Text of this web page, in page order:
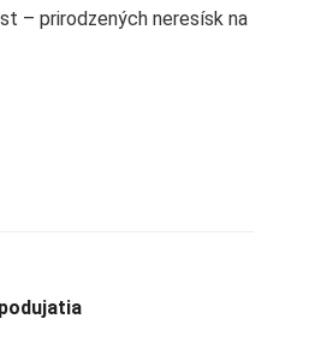
– prirodzených neresísk na